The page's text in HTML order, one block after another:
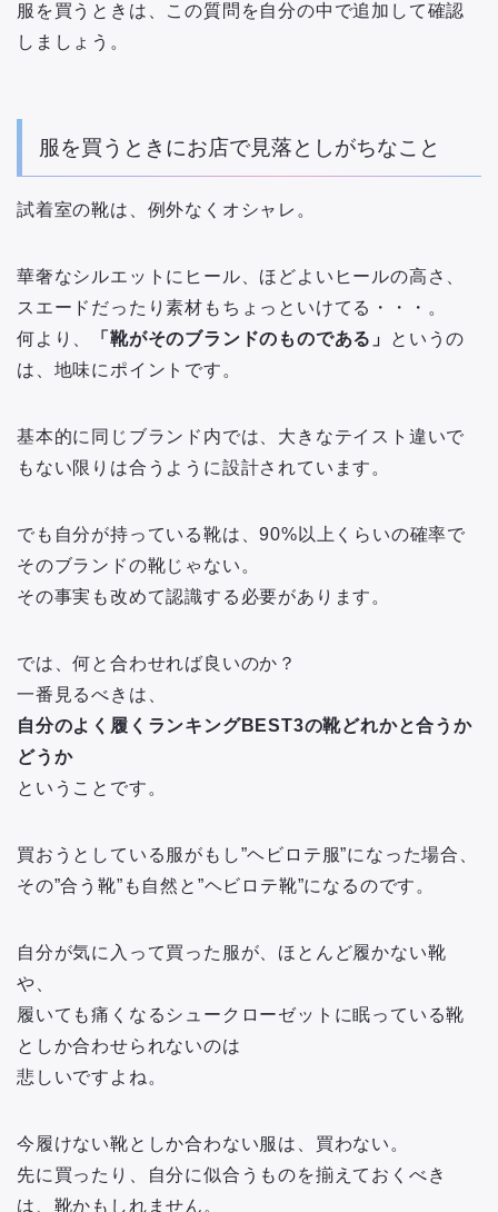
服を買うときは、この質問を自分の中で追加して確認
しましょう。
服を買うときにお店で見落としがちなこと
試着室の靴は、例外なくオシャレ。
華奢なシルエットにヒール、ほどよいヒールの高さ、
スエードだったり素材もちょっといけてる・・・。
何より、
「靴がそのブランドのものである」
というの
は、地味にポイントです。
基本的に同じブランド内では、大きなテイスト違いで
もない限りは合うように設計されています。
でも自分が持っている靴は、90%以上くらいの確率で
そのブランドの靴じゃない。
その事実も改めて認識する必要があります。
では、何と合わせれば良いのか？
一番見るべきは、
自分のよく履くランキングBEST3の靴どれかと合うか
どうか
ということです。
買おうとしている服がもし”ヘビロテ服”になった場合、
その”合う靴”も自然と”ヘビロテ靴”になるのです。
自分が気に入って買った服が、ほとんど履かない靴
や、
履いても痛くなるシュークローゼットに眠っている靴
としか合わせられないのは
悲しいですよね。
今履けない靴としか合わない服は、買わない。
先に買ったり、自分に似合うものを揃えておくべき
は、靴かもしれません。